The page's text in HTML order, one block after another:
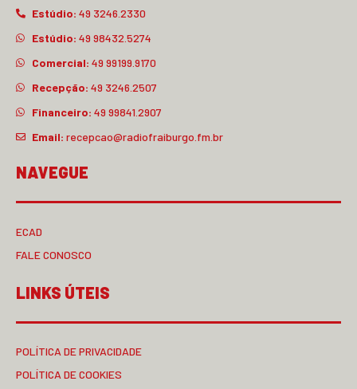
Estúdio: 49 3246.2330
Estúdio: 49 98432.5274
Comercial: 49 99199.9170
Recepção: 49 3246.2507
Financeiro: 49 99841.2907
Email: recepcao@radiofraiburgo.fm.br
NAVEGUE
ECAD
FALE CONOSCO
LINKS ÚTEIS
POLÍTICA DE PRIVACIDADE
POLÍTICA DE COOKIES